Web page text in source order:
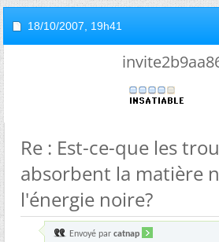
18/10/2007, 19h41
Re : Est-ce-que les
absorbent la matière
l'énergie noire?
Envoyé par catnap